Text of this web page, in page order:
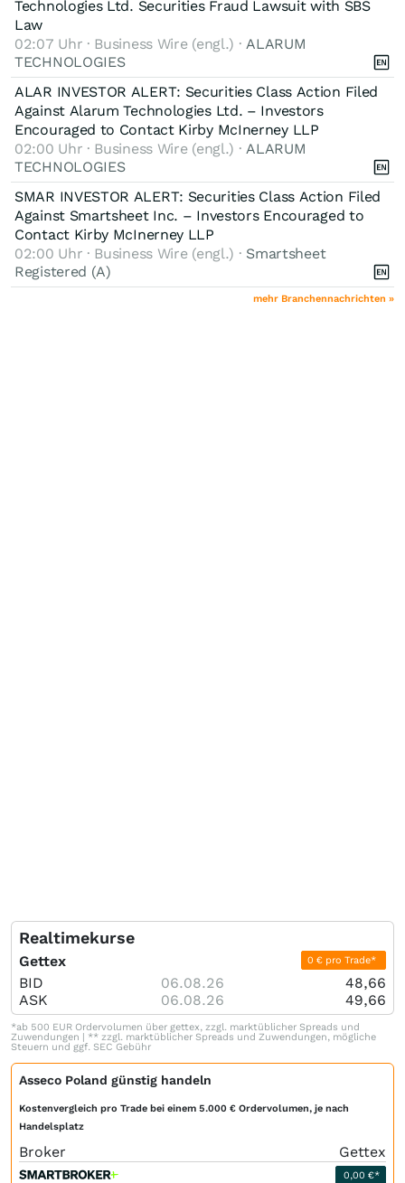
Technologies Ltd. Securities Fraud Lawsuit with SBS
Law
02:07 Uhr · Business Wire (engl.) · ALARUM
TECHNOLOGIES
ALAR INVESTOR ALERT: Securities Class Action Filed
Against Alarum Technologies Ltd. – Investors
Encouraged to Contact Kirby McInerney LLP
02:00 Uhr · Business Wire (engl.) · ALARUM
TECHNOLOGIES
SMAR INVESTOR ALERT: Securities Class Action Filed
Against Smartsheet Inc. – Investors Encouraged to
Contact Kirby McInerney LLP
02:00 Uhr · Business Wire (engl.) · Smartsheet
Registered (A)
mehr Branchennachrichten »
Realtimekurse
Gettex 0 € pro Trade*
BID 06.08.26
48,66
ASK
06.08.26 49,66
*ab 500 EUR Ordervolumen über gettex, zzgl. marktüblicher Spreads und
Zuwendungen | ** zzgl. marktüblicher Spreads und Zuwendungen, mögliche
Steuern und ggf. SEC Gebühr
Asseco Poland günstig handeln
Kostenvergleich pro Trade bei einem 5.000 € Ordervolumen, je nach
Handelsplatz
Broker Gettex
0,00 €*